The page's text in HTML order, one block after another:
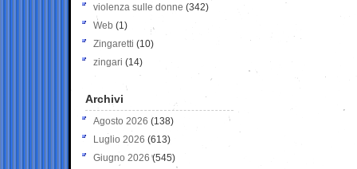
violenza sulle donne (342)
Web (1)
Zingaretti (10)
zingari (14)
Archivi
Agosto 2026 (138)
Luglio 2026 (613)
Giugno 2026 (545)